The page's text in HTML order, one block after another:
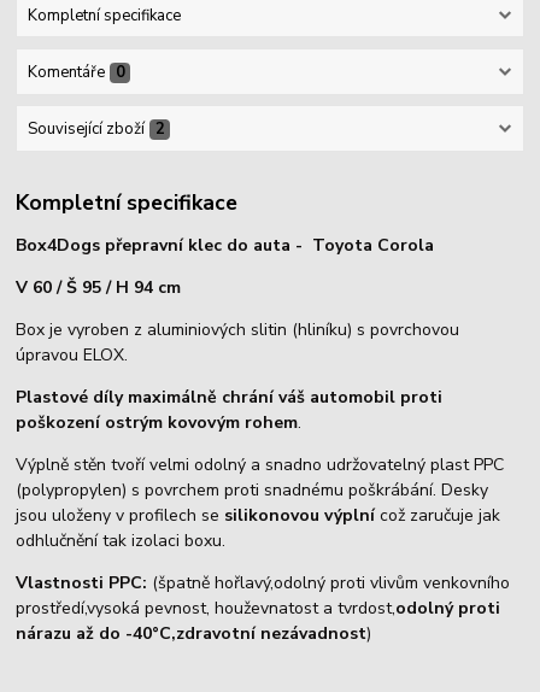
Kompletní specifikace
Komentáře 0
Související zboží 2
Kompletní specifikace
Box4Dogs přepravní klec do auta - Toyota Corola
V 60 / Š 95 / H 94 cm
Box je vyroben z aluminiových slitin (hliníku) s povrchovou
úpravou ELOX.
Plastové díly maximálně chrání váš automobil proti
poškození ostrým kovovým rohem.
Výplně stěn tvoří velmi odolný a snadno udržovatelný plast PPC
(polypropylen) s povrchem proti snadnému poškrábání. Desky
jsou uloženy v profilech se silikonovou výplnícož zaručuje jak
odhlučnění tak izolaci boxu.
Vlastnosti PPC: (špatně hořlavý,odolný proti vlivům venkovního
prostředí,vysoká pevnost, houževnatost a tvrdost,odolný proti
nárazu až do -40°C,zdravotní nezávadnost)